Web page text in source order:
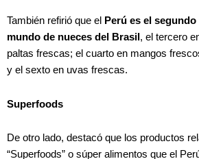
También refirió que el
Perú es el
mundo de nueces del Brasil , el tercero
paltas frescas; el cuarto en mangos
y el sexto en uvas frescas.
Superfoods
De otro lado, destacó que los productos
“Superfoods” o súper alimentos que el